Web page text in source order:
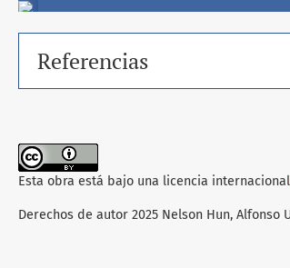
Referencias
Esta obra está bajo una licencia internacional
Derechos de autor 2025 Nelson Hun, Alfonso